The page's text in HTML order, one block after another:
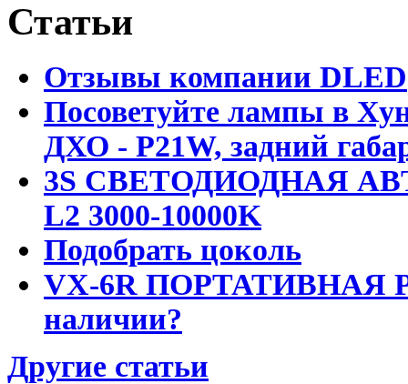
Статьи
Отзывы компании DLED
Посоветуйте лампы в
ДХО - P21W, задний
3S СВЕТОДИОДНАЯ
L2 3000-10000K
Подобрать цоколь
VX-6R ПОРТАТИВНАЯ
наличии?
Другие статьи